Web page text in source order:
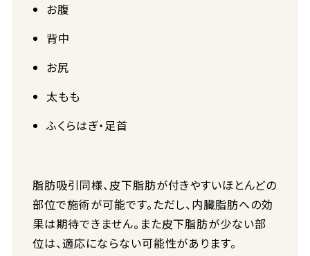
お腹
背中
お尻
太もも
ふくらはぎ・足首
脂肪吸引同様、皮下脂肪が付きやすいほとんどの
部位で施術が可能です。ただし、内臓脂肪への効
果は期待できません。また皮下脂肪が少ない部
位は、適応にならない可能性があります。